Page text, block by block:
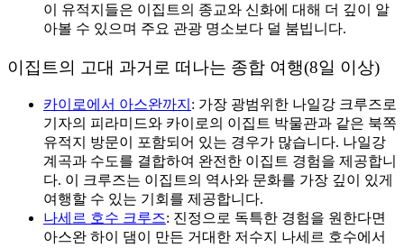
이 유적지들은 이집트의 종교와 신화에 대해 더 깊이 알
아볼 수 있으며 주요 관광 명소보다 덜 붐빕니다.
이집트의 고대 과거로 떠나는 종합 여행(8일 이상)
카이로에서 아스완까지 : 가장 광범위한 나일강 크루즈로
기자의 피라미드와 카이로의 이집트 박물관과 같은 북쪽
유적지 방문이 포함되어 있는 경우가 많습니다. 나일강
계곡과 수도를 결합하여 완전한 이집트 경험을 제공합니
다. 이 크루즈는 이집트의 역사와 문화를 가장 깊이 있게
여행할 수 있는 기회를 제공합니다.
나세르 호수 크루즈: 진정으로 독특한 경험을 원한다면
아스완 하이 댐이 만든 거대한 저수지 나세르 호수에서